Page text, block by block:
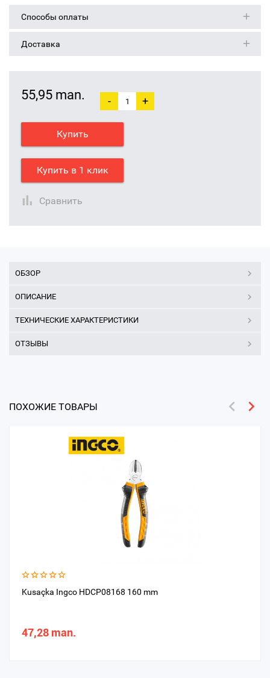
Способы оплаты
Доставка
55,95 man. - +
Купить
Купить в 1 клик
Сравнить
ОБЗОР
ОПИСАНИЕ
ТЕХНИЧЕСКИЕ ХАРАКТЕРИСТИКИ
ОТЗЫВЫ
ПОХОЖИЕ ТОВАРЫ
Kusaçka Ingсo HDCP08168 160 mm
47,28 man.